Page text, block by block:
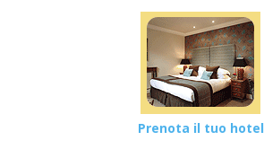
Prenota il tuo hotel